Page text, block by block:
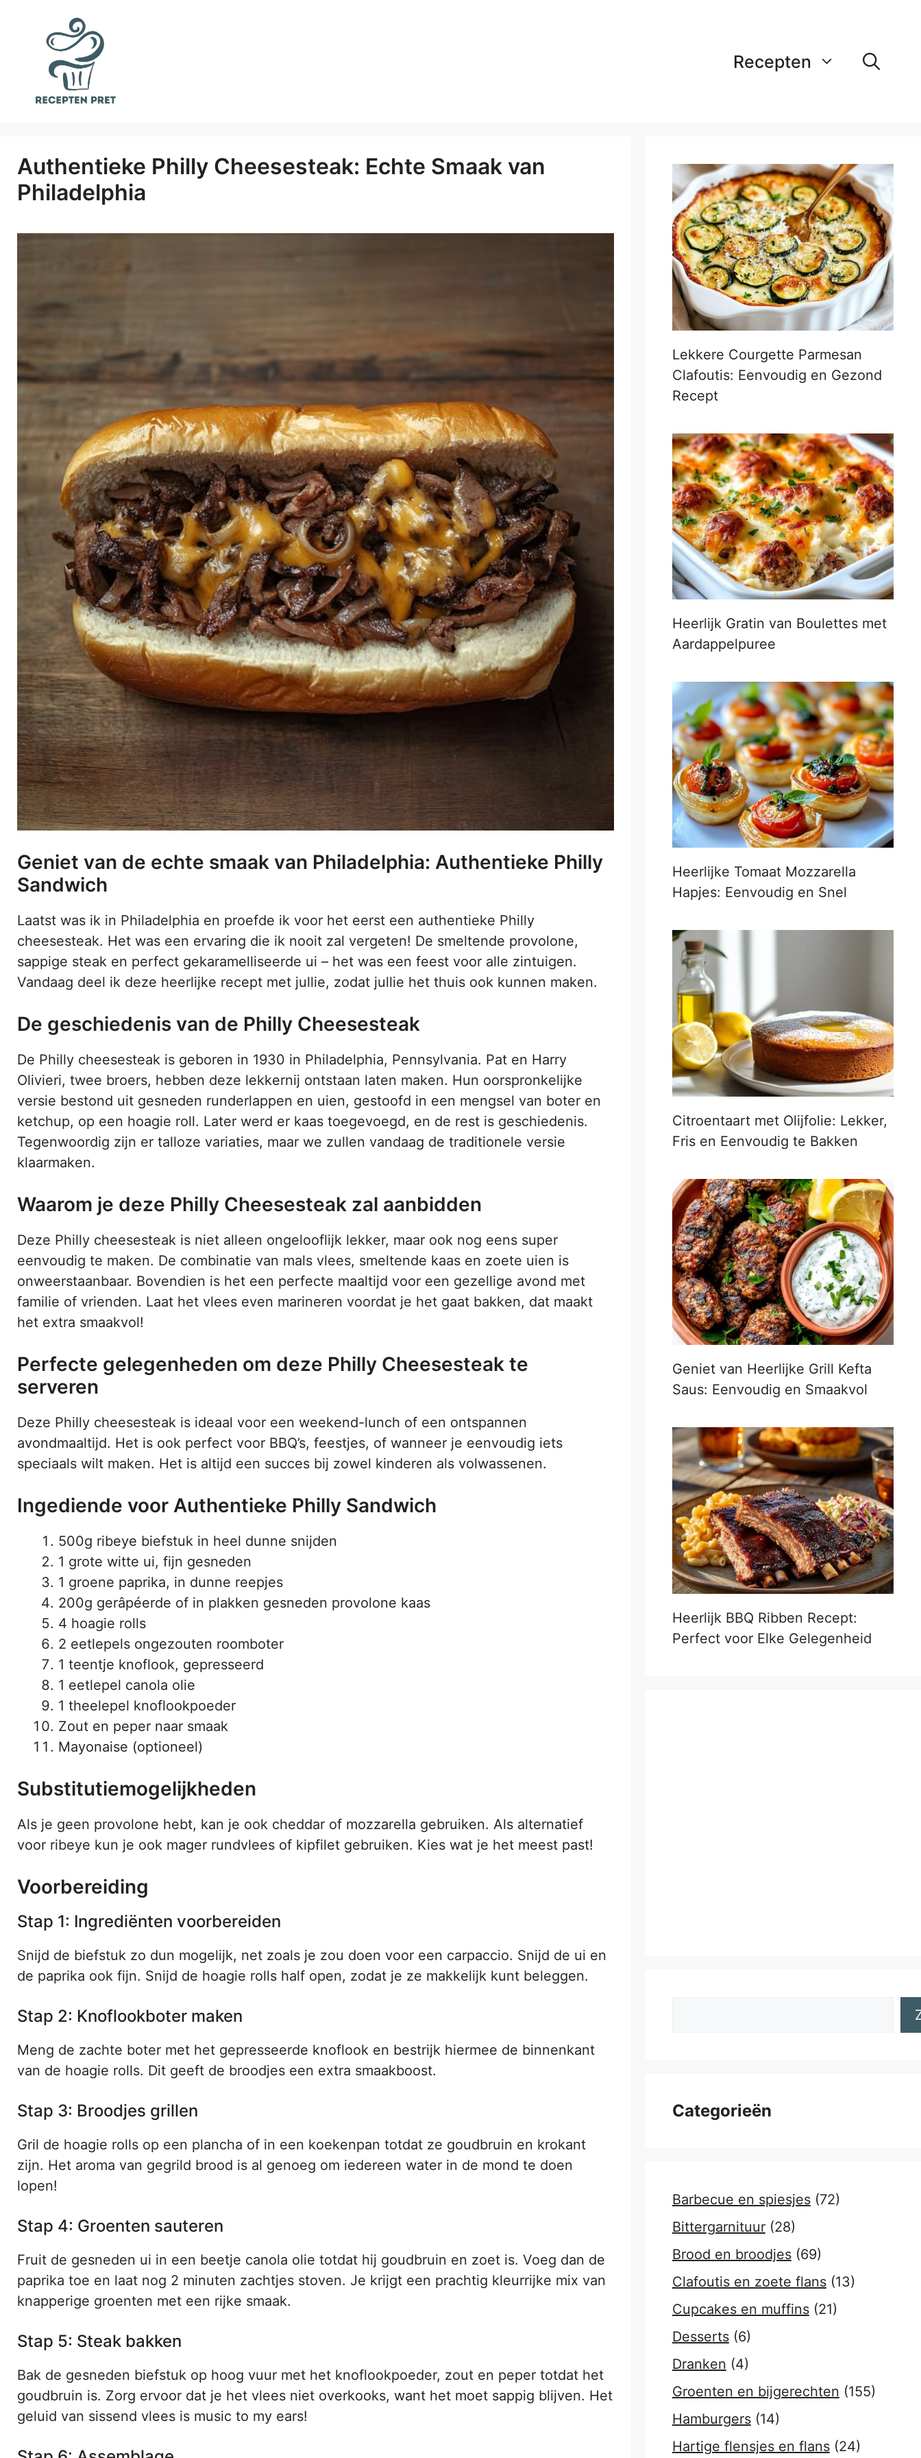
Recepten
Authentieke Philly Cheesesteak: Echte Smaak van
Philadelphia
Geniet van de echte smaak van Philadelphia: Authentieke Philly
Sandwich
Laatst was ik in Philadelphia en proefde ik voor het eerst een authentieke Philly
cheesesteak. Het was een ervaring die ik nooit zal vergeten! De smeltende provolone,
sappige steak en perfect gekaramelliseerde ui – het was een feest voor alle zintuigen.
Vandaag deel ik deze heerlijke recept met jullie, zodat jullie het thuis ook kunnen maken.
De geschiedenis van de Philly Cheesesteak
De Philly cheesesteak is geboren in 1930 in Philadelphia, Pennsylvania. Pat en Harry
Olivieri, twee broers, hebben deze lekkernij ontstaan laten maken. Hun oorspronkelijke
versie bestond uit gesneden runderlappen en uien, gestoofd in een mengsel van boter en
ketchup, op een hoagie roll. Later werd er kaas toegevoegd, en de rest is geschiedenis.
Tegenwoordig zijn er talloze variaties, maar we zullen vandaag de traditionele versie
klaarmaken.
Waarom je deze Philly Cheesesteak zal aanbidden
Deze Philly cheesesteak is niet alleen ongelooflijk lekker, maar ook nog eens super
eenvoudig te maken. De combinatie van mals vlees, smeltende kaas en zoete uien is
onweerstaanbaar. Bovendien is het een perfecte maaltijd voor een gezellige avond met
familie of vrienden. Laat het vlees even marineren voordat je het gaat bakken, dat maakt
het extra smaakvol!
Perfecte gelegenheden om deze Philly Cheesesteak te
serveren
Deze Philly cheesesteak is ideaal voor een weekend-lunch of een ontspannen
avondmaaltijd. Het is ook perfect voor BBQ’s, feestjes, of wanneer je eenvoudig iets
speciaals wilt maken. Het is altijd een succes bij zowel kinderen als volwassenen.
Ingediende voor Authentieke Philly Sandwich
500g ribeye biefstuk in heel dunne snijden
1 grote witte ui, fijn gesneden
1 groene paprika, in dunne reepjes
200g gerâpéerde of in plakken gesneden provolone kaas
4 hoagie rolls
2 eetlepels ongezouten roomboter
1 teentje knoflook, gepresseerd
1 eetlepel canola olie
1 theelepel knoflookpoeder
Zout en peper naar smaak
Mayonaise (optioneel)
Substitutiemogelijkheden
Als je geen provolone hebt, kan je ook cheddar of mozzarella gebruiken. Als alternatief
voor ribeye kun je ook mager rundvlees of kipfilet gebruiken. Kies wat je het meest past!
Voorbereiding
Stap 1: Ingrediënten voorbereiden
Snijd de biefstuk zo dun mogelijk, net zoals je zou doen voor een carpaccio. Snijd de ui en
de paprika ook fijn. Snijd de hoagie rolls half open, zodat je ze makkelijk kunt beleggen.
Stap 2: Knoflookboter maken
Meng de zachte boter met het gepresseerde knoflook en bestrijk hiermee de binnenkant
van de hoagie rolls. Dit geeft de broodjes een extra smaakboost.
Stap 3: Broodjes grillen
Gril de hoagie rolls op een plancha of in een koekenpan totdat ze goudbruin en krokant
zijn. Het aroma van gegrild brood is al genoeg om iedereen water in de mond te doen
lopen!
Stap 4: Groenten sauteren
Fruit de gesneden ui in een beetje canola olie totdat hij goudbruin en zoet is. Voeg dan de
paprika toe en laat nog 2 minuten zachtjes stoven. Je krijgt een prachtig kleurrijke mix van
knapperige groenten met een rijke smaak.
Stap 5: Steak bakken
Bak de gesneden biefstuk op hoog vuur met het knoflookpoeder, zout en peper totdat het
goudbruin is. Zorg ervoor dat je het vlees niet overkooks, want het moet sappig blijven. Het
geluid van sissend vlees is music to my ears!
Lekkere Courgette Parmesan
Clafoutis: Eenvoudig en Gezond
Recept
Heerlijk Gratin van Boulettes met
Aardappelpuree
Heerlijke Tomaat Mozzarella
Hapjes: Eenvoudig en Snel
Citroentaart met Olijfolie: Lekker,
Fris en Eenvoudig te Bakken
Geniet van Heerlijke Grill Kefta
Saus: Eenvoudig en Smaakvol
Heerlijk BBQ Ribben Recept:
Perfect voor Elke Gelegenheid
Categorieën
Barbecue en spiesjes(72)
Bittergarnituur(28)
Brood en broodjes(69)
Clafoutis en zoete flans(13)
Cupcakes en muffins(21)
Desserts(6)
Dranken (4)
Groenten en bijgerechten (155)
Hamburgers(14)
Hartige flensjes en flans(24)